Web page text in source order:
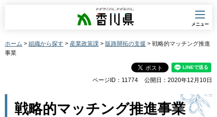
香川県
メニュー
ホーム > 組織から探す > 産業政策課 > 販路開拓の支援 > 戦略的マッチング推進
事業
ページID：11774 公開日：2020年12月10日
戦略的マッチング推進事業